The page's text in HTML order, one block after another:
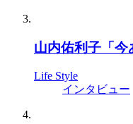
山内佑利子「今
Life Style
インタビュー